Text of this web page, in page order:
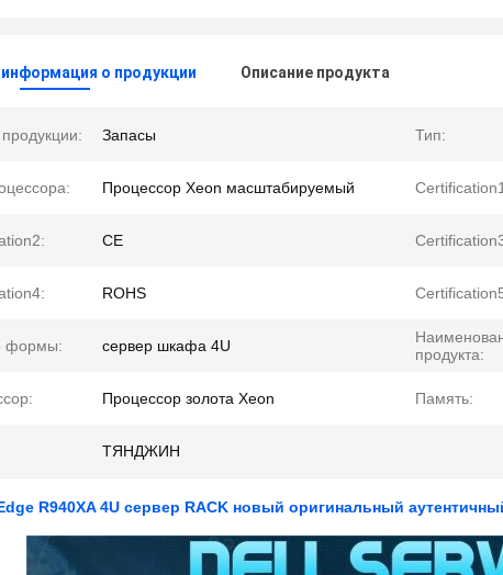
о продукции Описание продукта
Запасы Тип:
Процессор Xeon масштабируемый
CE
ROHS
формы: сервер шкафа 4U
продукта:
Процессор золота Xeon Память:
ТЯНДЖИН
R940XA 4U сервер RACK новый оригинальный